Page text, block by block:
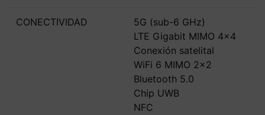
CONECTIVIDAD
5G (sub-6 GHz)
LTE Gigabit MIMO 4x4
Conexión satelital
WiFi 6 MIMO 2x2
Bluetooth 5.0
Chip UWB
NFC